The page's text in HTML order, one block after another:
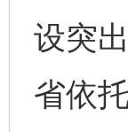
设突
省依